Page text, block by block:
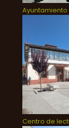
Centro de